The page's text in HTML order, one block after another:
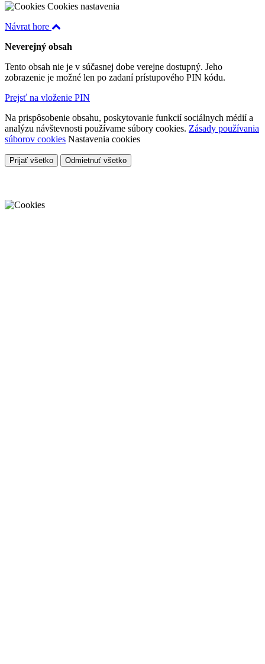
Cookies nastavenia
Návrat hore
Neverejný obsah
Tento obsah nie je v súčasnej dobe verejne dostupný. Jeho
zobrazenie je možné len po zadaní prístupového PIN kódu.
Prejsť na vloženie PIN
Na prispôsobenie obsahu, poskytovanie funkcií sociálnych médií a
analýzu návštevnosti používame súbory cookies. Zásady používania
súborov cookies Nastavenia cookies
Prijať všetko Odmietnuť všetko